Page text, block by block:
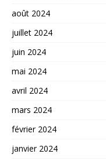
août 2024
juillet 2024
juin 2024
mai 2024
avril 2024
mars 2024
février 2024
janvier 2024